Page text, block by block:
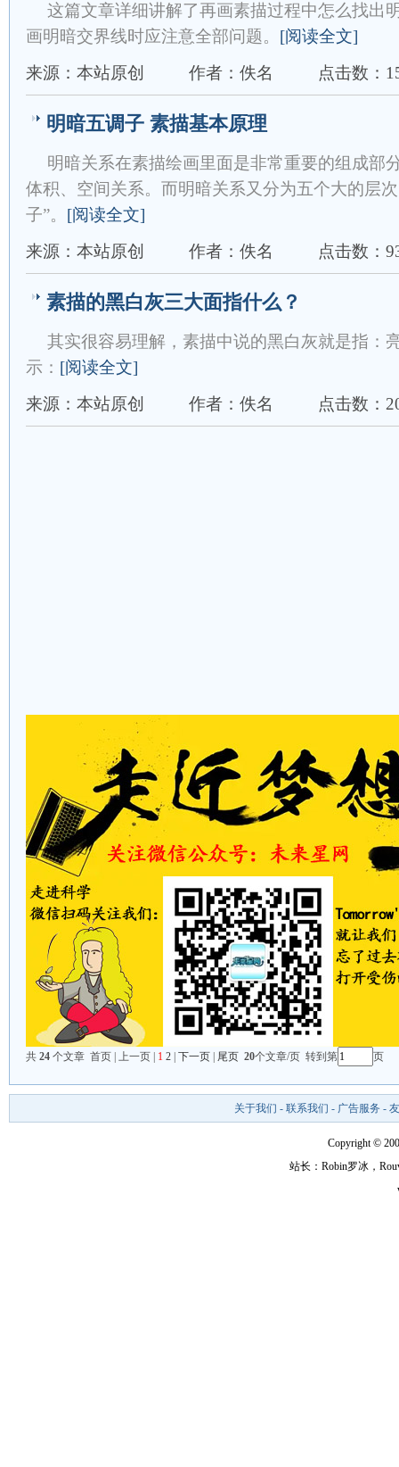
这篇文章详细讲解了再画素描过程中怎么找出
画明暗交界线时应注意全部问题。 [阅读全文]
来源：本站原创
作者：佚名 点击数：
明暗五调子 素描基本原理
明暗关系在素描绘画里面是非常重要的组成部
体积、空间关系。而明暗关系又分为五个大的层
子”。 [阅读全文]
来源：本站原创
作者：佚名 点击数：
素描的黑白灰三大面指什么？
其实很容易理解，素描中说的黑白灰就是指：
示： [阅读全文]
来源：本站原创
作者：佚名 点击数：
共 24 个文章 首页 | 上一页 | 1 2 下一页 尾页 20个文章/页 转到第 页
关于我们 - 联系我们 - 广告服务 -
Copyright ©
站长：Robin罗冰，